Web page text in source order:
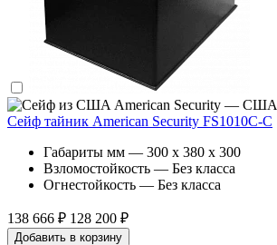
American Security — США
Сейф тайник American Security FS1010C-C
Габариты мм — 300 x 380 x 300
Взломостойкость — Без класса
Огнестойкость — Без класса
138 666 ₽ 128 200 ₽
Добавить в корзину